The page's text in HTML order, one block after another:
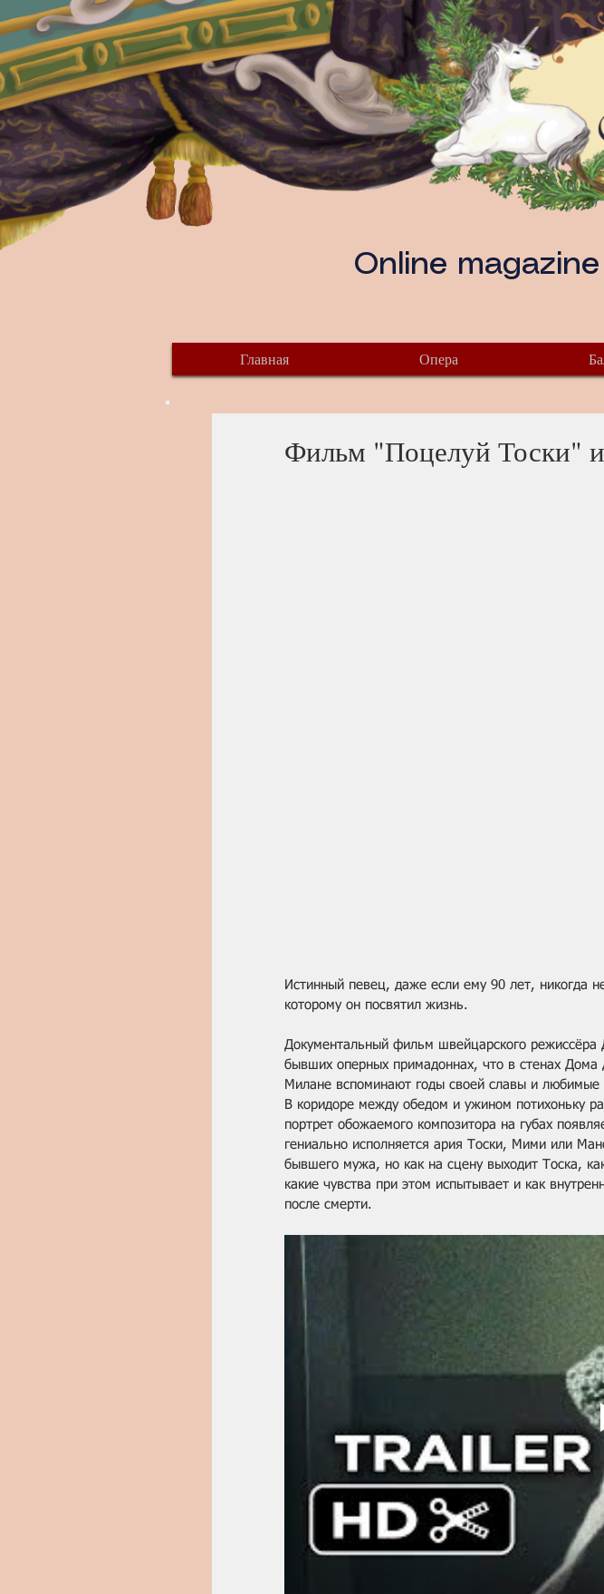
Online
Главная Опера
Фильм "Поцелуй Тоски" и
Истинный певец, даже если ему 90 лет, никогда
которому он посвятил жизнь.
Документальный фильм швейцарского
бывших оперных примадоннах, что в стенах
Милане вспоминают годы своей славы и
В коридоре между обедом и ужином потихоньку
портрет обожаемого композитора на губах
гениально исполняется ария Тоски, Мими или
бывшего мужа, но как на сцену выходит Тоска,
какие чувства при этом испытывает и как
после смерти.​